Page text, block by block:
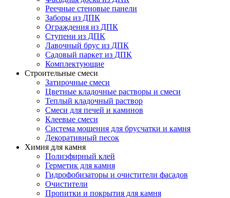
Реечные стеновые панели
Заборы из ДПК
Ограждения из ДПК
Ступени из ДПК
Лавочный брус из ДПК
Садовый паркет из ДПК
Комплектующие
Строительные смеси
Затирочные смеси
Цветные кладочные растворы и смеси
Теплый кладочный раствор
Смеси для печей и каминов
Клеевые смеси
Система мощения для брусчатки и камня
Декоративный песок
Химия для камня
Полиэфирный клей
Герметик для камня
Гидрофобизаторы и очистители фасадов
Очистители
Пропитки и покрытия для камня